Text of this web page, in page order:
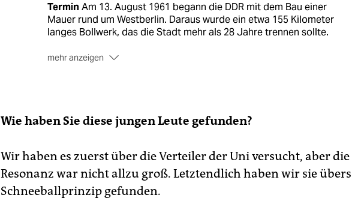
TerminAm 13. August 1961 begann die DDR mit dem Bau einer
Mauer rund um Westberlin. Daraus wurde ein etwa 155 Kilometer
langes Bollwerk, das die Stadt mehr als 28 Jahre trennen sollte.
mehr anzeigen
an derEast Side Galleryund in derErinnerungsstätte
Notaufnahmelager Marienfelde
. Im Mauerpark findet das
Dokumentationen und Archivschnipsel aus Ost und West, darunter
auch 20 Animations- und Kurzfilme aus jüngster Zeit.
Humboldt ForumDie Ausstellung Berlin Global mitsamt
Wie haben Sie diese jungen Leute gefunden?
Wir haben es zuerst über die Verteiler der Uni versucht, aber die
Resonanz war nicht allzu groß. Letztendlich haben wir sie übers
Schneeballprinzip gefunden.